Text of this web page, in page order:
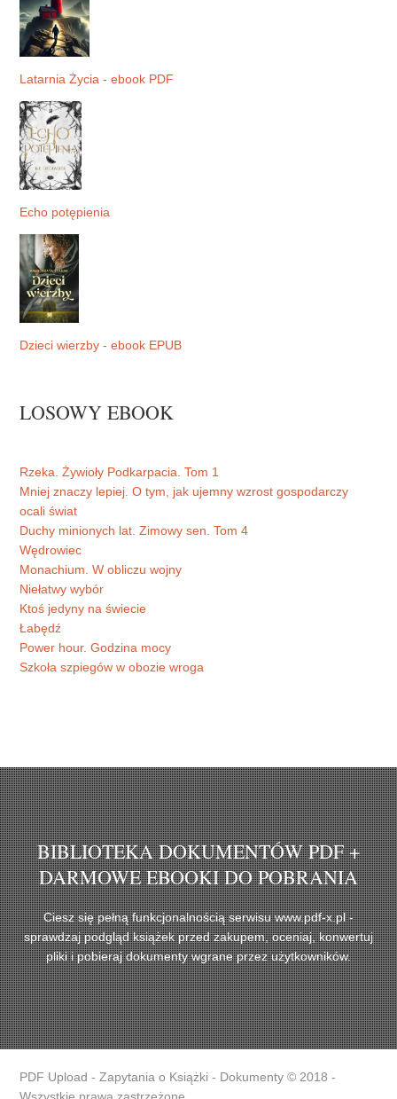
Latarnia Życia - ebook PDF
Echo potępienia
Dzieci wierzby - ebook EPUB
LOSOWY EBOOK
Rzeka. Żywioły Podkarpacia. Tom 1
Mniej znaczy lepiej. O tym, jak ujemny wzrost gospodarczy
ocali świat
Duchy minionych lat. Zimowy sen. Tom 4
Wędrowiec
Monachium. W obliczu wojny
Niełatwy wybór
Ktoś jedyny na świecie
Łabędź
Power hour. Godzina mocy
Szkoła szpiegów w obozie wroga
BIBLIOTEKA DOKUMENTÓW PDF +
DARMOWE EBOOKI DO POBRANIA
Ciesz się pełną funkcjonalnością serwisu www.pdf-x.pl -
sprawdzaj podgląd książek przed zakupem, oceniaj, konwertuj
pliki i pobieraj dokumenty wgrane przez użytkowników.
PDF Upload - Zapytania o Książki - Dokumenty © 2018 -
Wszystkie prawa zastrzeżone.